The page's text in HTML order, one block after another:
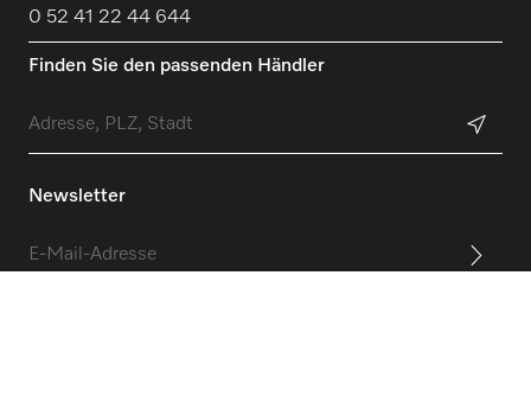
0 52 41 22 44 644
Finden Sie den passenden Händler
Newsletter